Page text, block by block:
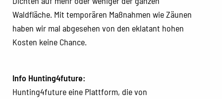
Waldfläche. Mit temporären Maßnahmen wie Zäunen
haben wir mal abgesehen von den eklatant hohen
Kosten keine Chance.
Info Hunting4future:
Hunting4future eine Plattform, die von